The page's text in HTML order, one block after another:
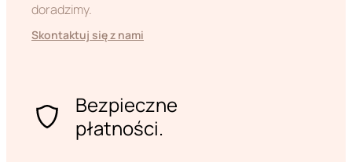
doradzimy.
Skontaktuj się z nami
Bezpieczne
płatności.